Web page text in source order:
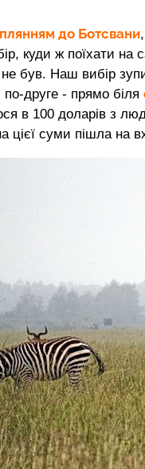
до Ботсвани
куди ж поїхати на
був. Наш вибір
друге - прямо біля
в 100 доларів з
суми пішла на